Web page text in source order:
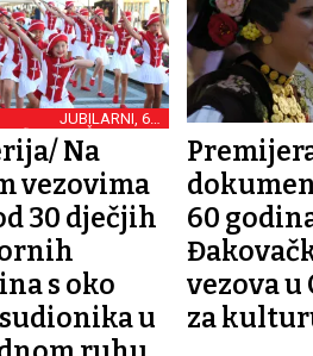
JUBILARNI, 60.
ĐAKOVAČKI VEZOVI
Na
vezovima
30 dječjih
s oko
u
60
vezova u
za